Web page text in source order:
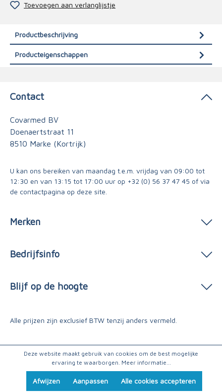
Toevoegen aan verlanglijstje
Productbeschrijving
Producteigenschappen
Contact
Covarmed BV
Doenaertstraat 11
8510 Marke (Kortrijk)
U kan ons bereiken van maandag t.e.m. vrijdag van 09:00 tot
12:30 en van 13:15 tot 17:00 uur op +32 (0) 56 37 47 45 of via
de contactpagina op deze site.
Merken
Bedrijfsinfo
Blijf op de hoogte
Alle prijzen zijn exclusief BTW tenzij anders vermeld.
Deze website maakt gebruik van cookies om de best mogelijke
ervaring te waarborgen. Meer informatie...
Afwijzen Aanpassen Alle cookies accepteren